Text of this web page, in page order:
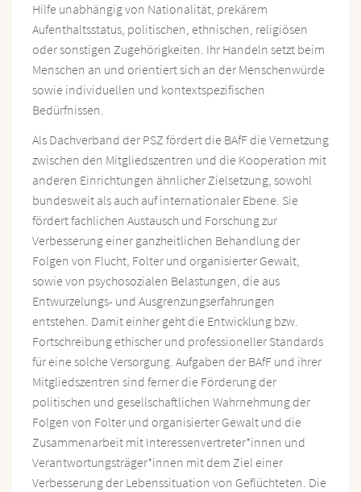
Hilfe unabhängig von Nationalität, prekärem
Aufenthaltsstatus, politischen, ethnischen, religiösen
oder sonstigen Zugehörigkeiten. Ihr Handeln setzt beim
Menschen an und orientiert sich an der Menschenwürde
sowie individuellen und kontextspezifischen
Bedürfnissen.
Als Dachverband der PSZ fördert die BAfF die Vernetzung
zwischen den Mitgliedszentren und die Kooperation mit
anderen Einrichtungen ähnlicher Zielsetzung, sowohl
bundesweit als auch auf internationaler Ebene. Sie
fördert fachlichen Austausch und Forschung zur
Verbesserung einer ganzheitlichen Behandlung der
Folgen von Flucht, Folter und organisierter Gewalt,
sowie von psychosozialen Belastungen, die aus
Entwurzelungs- und Ausgrenzungserfahrungen
entstehen. Damit einher geht die Entwicklung bzw.
Fortschreibung ethischer und professioneller Standards
für eine solche Versorgung. Aufgaben der BAfF und ihrer
Mitgliedszentren sind ferner die Förderung der
politischen und gesellschaftlichen Wahrnehmung der
Folgen von Folter und organisierter Gewalt und die
Zusammenarbeit mit Interessenvertreter*innen und
Verantwortungsträger*innen mit dem Ziel einer
Verbesserung der Lebenssituation von Geflüchteten. Die